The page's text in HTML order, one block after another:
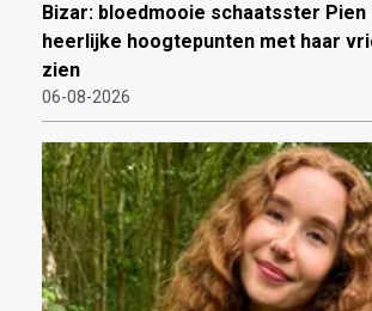
Bizar: bloedmooie schaatsster Pien
heerlijke hoogtepunten met haar
zien
06-08-2026